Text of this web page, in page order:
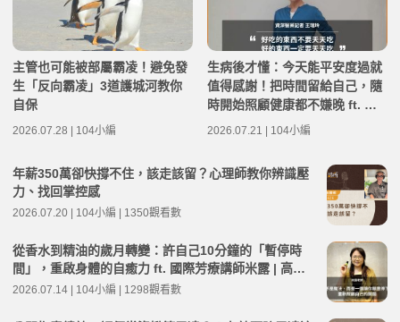
主管也可能被部屬霸凌！避免發
生「反向霸凌」3道護城河教你
自保
2026.07.28 | 104小編
生病後才懂：今天能平安度過就
值得感謝！把時間留給自己，隨
時開始照顧健康都不嫌晚 ft. 資
深醫藥記者王瑞玲 | 高年級不打
2026.07.21 | 104小編
年薪350萬卻快撐不住，該走該留？心理師教你辨識壓
力、找回掌控感
2026.07.20 | 104小編 | 1350觀看數
從香水到精油的歲月轉變：許自己10分鐘的「暫停時
間」，重啟身體的自癒力 ft. 國際芳療講師米露 | 高年
級不打烊 x 用 AI 點亮第二人生 EP281
2026.07.14 | 104小編 | 1298觀看數